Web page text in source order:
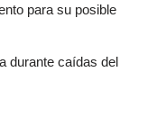
para su posible
durante caídas del